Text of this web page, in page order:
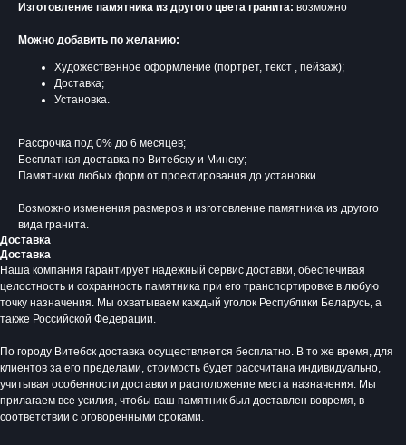
Изготовление памятника из другого цвета гранита: возможно
Можно добавить по желанию:
Художественное оформление (портрет, текст , пейзаж);
Доставка;
Установка.
Рассрочка под 0% до 6 месяцев;
Бесплатная доставка по Витебску и Минску;
Памятники любых форм от проектирования до установки.
Возможно изменения размеров и изготовление памятника из другого
вида гранита.
Доставка
Доставка
Наша компания гарантирует надежный сервис доставки, обеспечивая
целостность и сохранность памятника при его транспортировке в любую
точку назначения. Мы охватываем каждый уголок Республики Беларусь, а
также Российской Федерации.
По городу Витебск доставка осуществляется бесплатно. В то же время, для
клиентов за его пределами, стоимость будет рассчитана индивидуально,
учитывая особенности доставки и расположение места назначения. Мы
прилагаем все усилия, чтобы ваш памятник был доставлен вовремя, в
соответствии с оговоренными сроками.
Телефон (Viber, Wa):+375 (33) 333-80-33
Время работы:
Вторник - Суббота:
С 10.00 - 19.00
Понедельник: Выходной
Производство мемориальной продукции
любой сложности без посредников